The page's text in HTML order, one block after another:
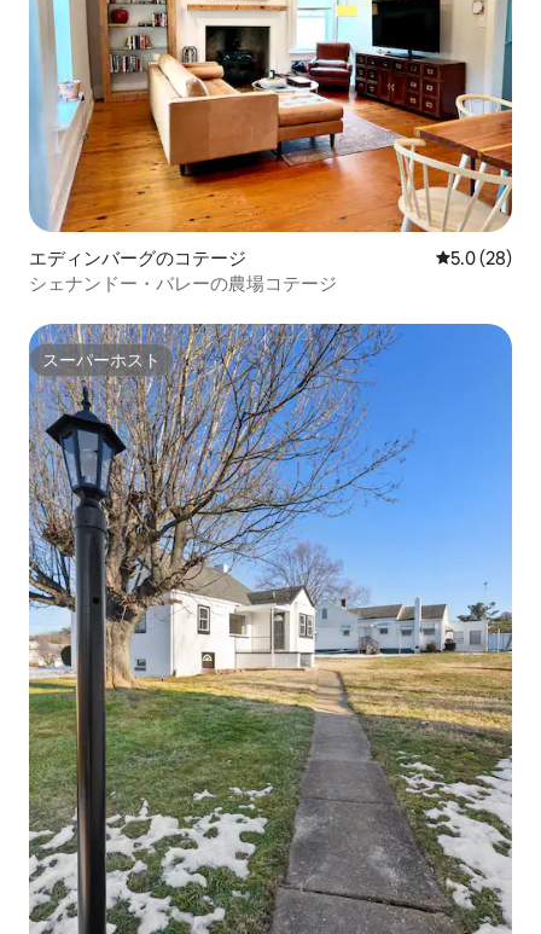
エディンバーグのコテージ レビュー28
5.0 (28)
シェナンドー・バレーの農場コテージ
スーパーホスト
スーパーホスト